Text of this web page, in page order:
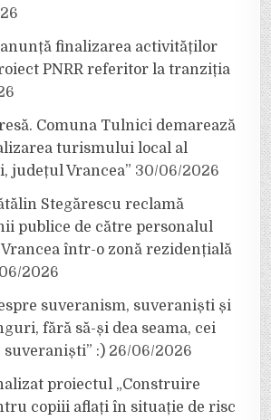
anunță finalizarea activităților
PNRR referitor la tranziția
Comuna Tulnici demarează
turismului local al
județul Vrancea” 30/06/2026
Stegărescu reclamă
publice de către personalul
într-o zonă rezidențială
2026
suveranism, suveraniști și
fără să-și dea seama, cei
suveraniști” :) 26/06/2026
proiectul „Construire
copiii aflați în situație de risc